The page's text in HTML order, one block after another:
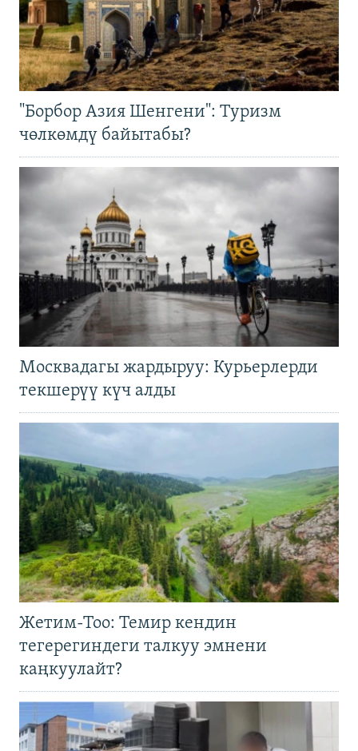
"Борбор Азия Шенгени": Туризм
чөлкөмдү байытабы?
Москвадагы жардыруу: Курьерлерди
текшерүү күч алды
Жетим-Тоо: Темир кендин
тегерегиндеги талкуу эмнени
каңкуулайт?